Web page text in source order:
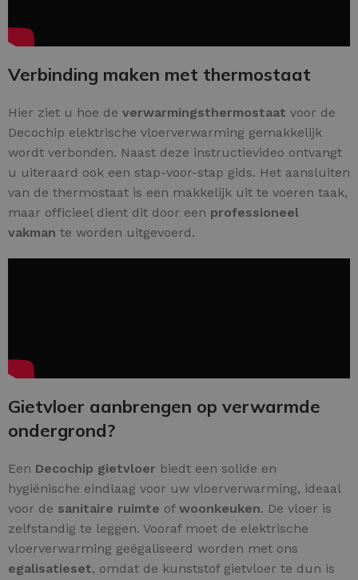
Verbinding maken met thermostaat
Hier ziet u hoe de verwarmingsthermostaat voor de
Decochip elektrische vloerverwarming gemakkelijk
wordt verbonden. Naast deze instructievideo ontvangt
u uiteraard ook een stap-voor-stap gids. Het aansluiten
van de thermostaat is een makkelijk uit te voeren taak,
maar officieel dient dit door een professioneel
vakman te worden uitgevoerd.
Gietvloer aanbrengen op verwarmde
ondergrond?
Een Decochip gietvloer biedt een solide en
hygiënische eindlaag voor uw vloerverwarming, ideaal
voor de sanitaire ruimte of woonkeuken. De vloer is
zelfstandig te leggen. Vooraf moet de elektrische
vloerverwarming geëgaliseerd worden met ons
egalisatieset, omdat de kunststof gietvloer te dun is